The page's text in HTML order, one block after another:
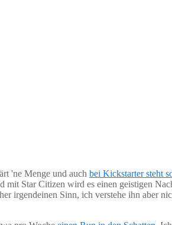
'ne Menge und auch bei Kickstarter steht
Star Citizen wird es einen geistigen
irgendeinen Sinn, ich verstehe ihn aber